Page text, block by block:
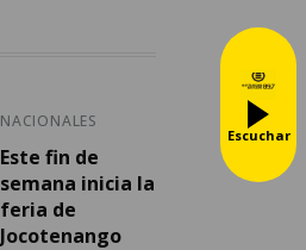
NACIONALES
Este fin de
semana inicia la
feria de
Jocotenango
Escuchar